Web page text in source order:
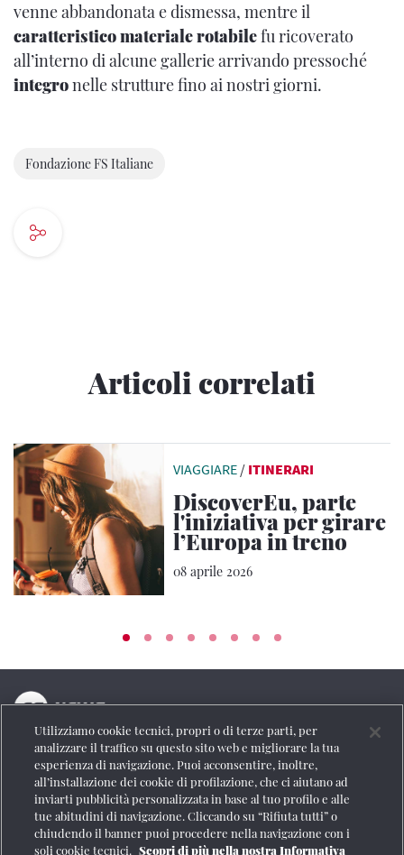
venne abbandonata e dismessa, mentre il
caratteristico materiale rotabilefu ricoverato
all’interno di alcune gallerie arrivando pressoché
integronelle strutture fino ai nostri giorni.
Fondazione FS Italiane
Articoli correlati
VIAGGIARE / ITINERARI
DiscoverEu, parte
l'iniziativa per girare
l’Europa in treno
08 aprile 2026
La testata online del Gruppo FS Italiane
Social
Utilizziamo cookie tecnici, propri o di terze parti, per
analizzare il traffico su questo sito web e migliorare la tua
esperienza di navigazione. Puoi acconsentire, inoltre,
all’installazione dei cookie di profilazione, che ci aiutano ad
inviarti pubblicità personalizzata in base al tuo profilo e alle
tue abitudini di navigazione. Cliccando su “Rifiuta tutti” o
chiudendo il banner puoi procedere nella navigazione con i
soli cookie tecnici. Scopri di più nella nostra Informativa